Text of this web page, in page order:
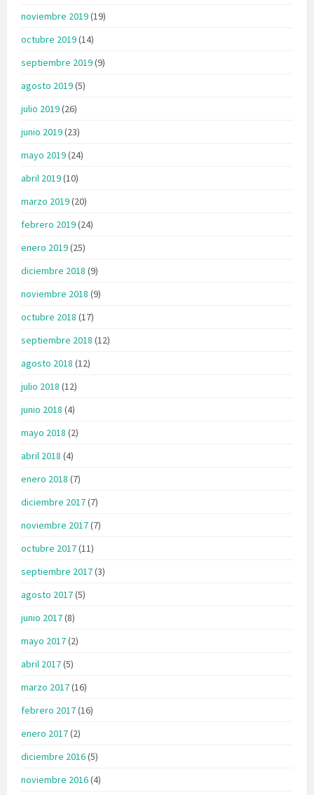
noviembre 2019(19)
octubre 2019(14)
septiembre 2019(9)
agosto 2019(5)
julio 2019(26)
junio 2019(23)
mayo 2019(24)
abril 2019(10)
marzo 2019(20)
febrero 2019(24)
enero 2019(25)
diciembre 2018 (9)
noviembre 2018 (9)
octubre 2018 (17)
septiembre 2018 (12)
agosto 2018 (12)
julio 2018 (12)
junio 2018 (4)
mayo 2018 (2)
abril 2018 (4)
enero 2018 (7)
diciembre 2017(7)
noviembre 2017(7)
octubre 2017(11)
septiembre 2017(3)
agosto 2017(5)
junio 2017(8)
mayo 2017(2)
abril 2017(5)
marzo 2017(16)
febrero 2017(16)
enero 2017(2)
diciembre 2016(5)
noviembre 2016(4)